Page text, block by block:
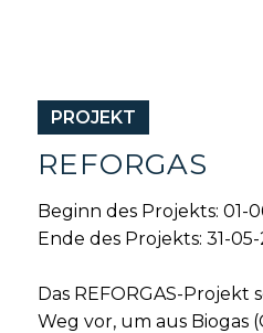
PROJEKT
REFORGAS
Beginn des Projekts: 01-
Ende des Projekts: 31-05-
Das REFORGAS-
Weg vor, um aus Biogas